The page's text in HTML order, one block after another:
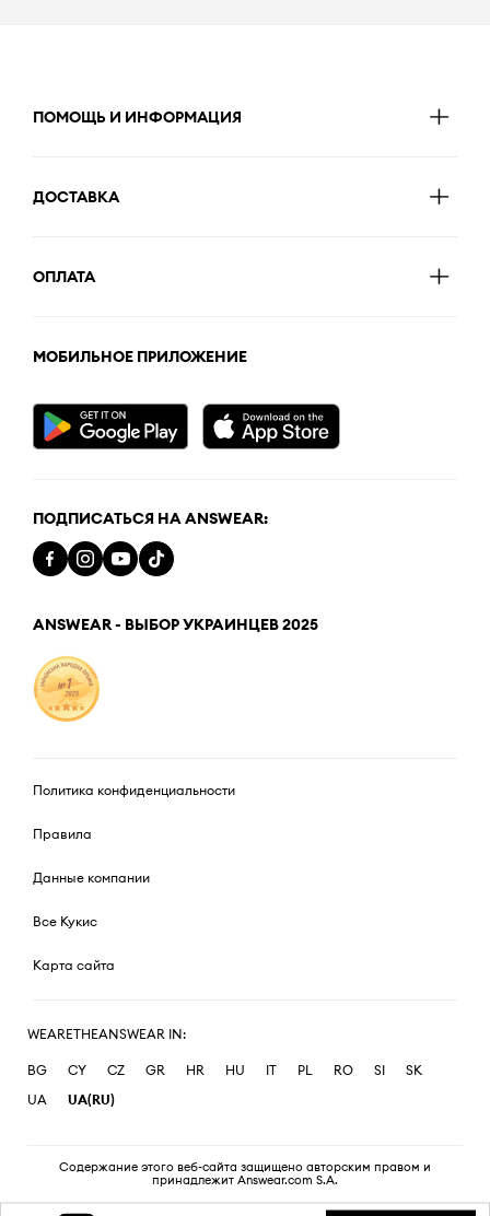
ПОМОЩЬ И ИНФОРМАЦИЯ
ДОСТАВКА
ОПЛАТА
МОБИЛЬНОЕ ПРИЛОЖЕНИЕ
ПОДПИСАТЬСЯ НА ANSWEAR:
ANSWEAR - ВЫБОР УКРАИНЦЕВ 2025
Политика конфиденциальности
Правила
Данные компании
Все Кукис
Карта сайта
WEARETHEANSWEAR IN:
BG CY CZ GR HR HU IT PL RO SI
SK
UA
UA(RU)
Содержание этого веб-сайта защищено авторским правом и
принадлежит Answear.com S.A.